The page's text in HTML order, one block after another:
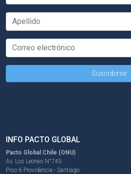
INFO PACTO GLOBAL
Pacto Global Chile (ONU)
Av. Los Leones N°745
Piso 6 Providencia - Santiago